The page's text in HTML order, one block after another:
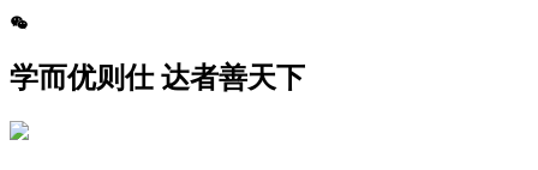
学而优则仕 达者善天下